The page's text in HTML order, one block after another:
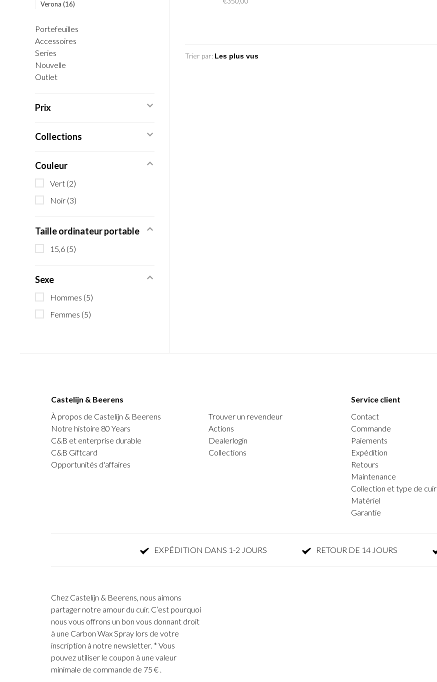
Verona (16)
Portefeuilles
Accessoires
Series
Nouvelle
Outlet
Prix
Collections
Couleur
Vert (2)
Noir (3)
Taille ordinateur portable
15,6 (5)
Sexe
Hommes (5)
Femmes (5)
Trier par:
Castelijn & Beerens
À propos de Castelijn & Beerens
Notre histoire 80 Years
C&B et enterprise durable
C&B Giftcard
Opportunités d'affaires
Trouver un revendeur
Actions
Dealerlogin
Collections
Service client
Contact
Commande
Paiements
Expédition
Retours
Maintenance
Collection et type de cuir
Matériel
Garantie
EXPÉDITION DANS 1-2 JOURS RETOUR DE 14 JOURS
Chez Castelijn & Beerens, nous aimons
partager notre amour du cuir. C’est pourquoi
nous vous offrons un bon vous donnant droit
à une Carbon Wax Spray lors de votre
inscription à notre newsletter. * Vous
pouvez utiliser le coupon à une valeur
minimale de commande de 75 € .